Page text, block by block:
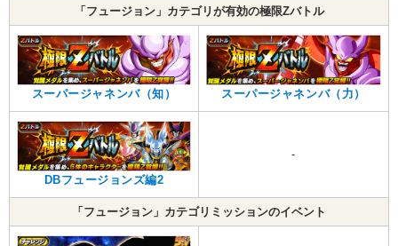
「フュージョン」カテゴリが有効の極限Zバトル
スーパージャネンバ（知） スーパージャネンバ（力）
DBフュージョンズ編2
-
「フュージョン」カテゴリミッションのイベント